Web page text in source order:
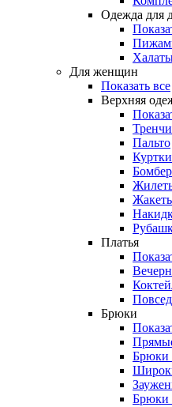
Одежда для
Для женщин
Показать все
Верхняя
Тренчи
Пальто
Куртки
Платья
Брюки
Брюки
Брюки